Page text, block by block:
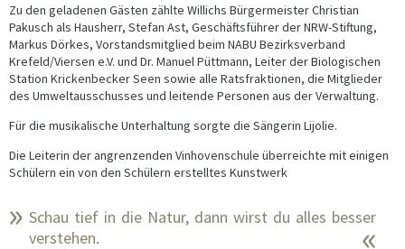
Zu den geladenen Gästen zählte Willichs Bürgermeister Christian
Pakusch als Hausherr, Stefan Ast, Geschäftsführer der NRW-Stiftung,
Markus Dörkes, Vorstandsmitglied beim NABU Bezirksverband
Krefeld/Viersen e.V. und Dr. Manuel Püttmann, Leiter der Biologischen
Station Krickenbecker Seen sowie alle Ratsfraktionen, die Mitglieder
des Umweltausschusses und leitende Personen aus der Verwaltung.
Für die musikalische Unterhaltung sorgte die Sängerin Lijolie.
Die Leiterin der angrenzenden Vinhovenschule überreichte mit einigen
Schülern ein von den Schülern erstelltes Kunstwerk
Schau tief in die Natur, dann wirst du alles besser
verstehen.